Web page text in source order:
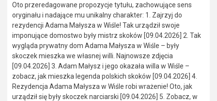
Oto przeredagowane propozycje tytułu, zachowujące sens
oryginału i nadające mu unikalny charakter: 1. Zajrzyj do
rezydencji Adama Małysza w Wiśle! Tak urządził swoje
imponujące domostwo były mistrz skoków [09.04.2026] 2. Tak
wygląda prywatny dom Adama Małysza w Wiśle – były
skoczek mieszka we własnej willi. Najnowsze zdjęcia
[09.04.2026] 3. Adam Małysz i jego okazała willa w Wiśle –
zobacz, jak mieszka legenda polskich skoków [09.04.2026] 4.
Rezydencja Adama Małysza w Wiśle robi wrażenie! Oto, jak
urządził się były skoczek narciarski [09.04.2026] 5. Zobacz, w